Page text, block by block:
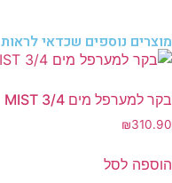
מוצרים נוספים שכדאי לראות
בקר למערפל מים MIST 3/4
₪310.90
הוספה לסל